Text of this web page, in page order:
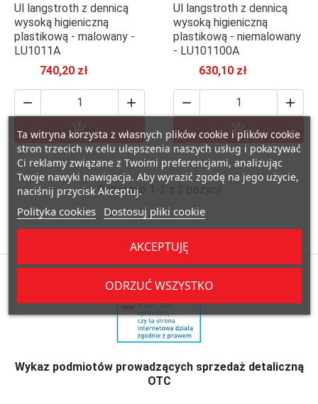
Ul langstroth z dennicą
wysoką higieniczną
plastikową - malowany -
LU1011A
740,20 zł
 
 Dodaj do koszyka
Ul langstroth z dennicą
wysoką higieniczną
plastikową - niemalowany
- LU101100A
630,10 zł
 
Dodaj do
Pokazano 1-2 z 2 pozycji
Wykaz podmiotów prowadzących sprzedaż detaliczną
OTC
Ta witryna korzysta z własnych plików cookie i plików cookie
stron trzecich w celu ulepszenia naszych usług i pokazywać
Ci reklamy związane z Twoimi preferencjami, analizując
Twoje nawyki nawigacja. Aby wyrazić zgodę na jego użycie,
naciśnij przycisk Akceptuj.
Polityka cookies Dostosuj pliki cookie
ODRZUĆ WSZYSTKO
AKCEPTUJĘ